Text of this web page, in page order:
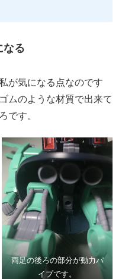
なる
が気になる点なのです
ムのような材質で出来て
です。
両足の後ろの部分が動力パ
イプです。